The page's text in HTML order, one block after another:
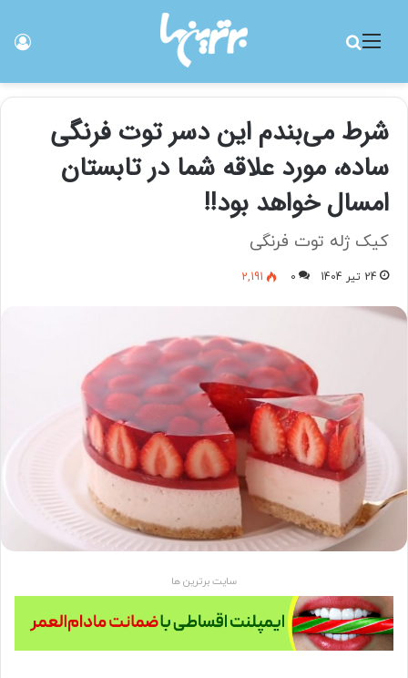
منو
شرط می‌بندم این دسر توت فرنگی
ساده، مورد علاقه شما در تابستان
امسال خواهد بود!!
کیک ژله توت فرنگی
24 تیر 1404 0
2,191
سایت برترین ها